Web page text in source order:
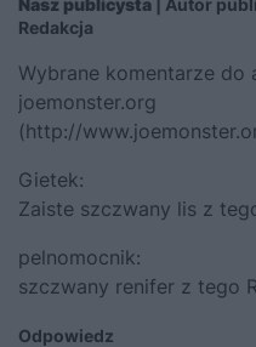
Nasz publicysta | Autor
Redakcja
Wybrane komentarze do
joemonster.org
(http://
Gietek:
Zaiste szczwany lis z
pelnomocnik:
szczwany renifer z tego
Odpowiedz